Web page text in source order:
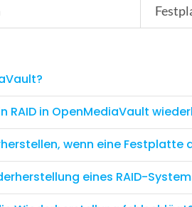
RAID in OpenMediaVault
wenn eine Festplatte
eines RAID-